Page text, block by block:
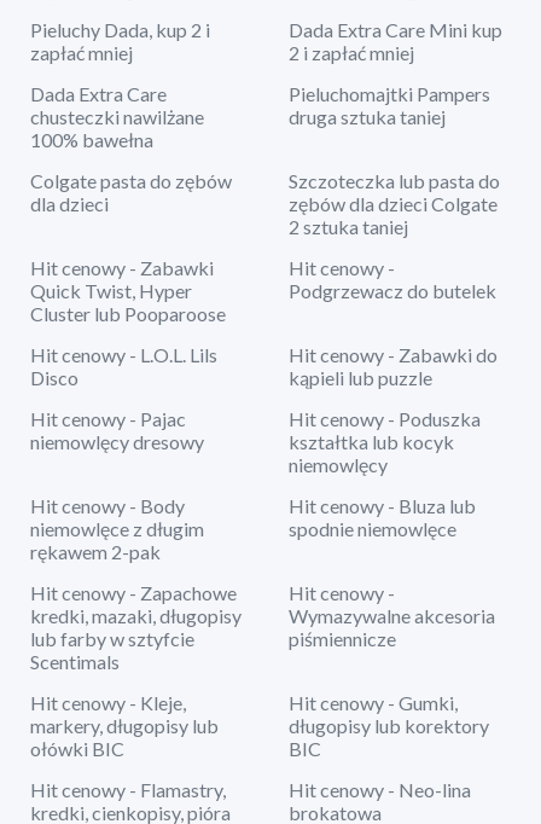
Pieluchy Dada, kup 2 i
zapłać mniej
Dada Extra Care Mini kup
2 i zapłać mniej
Dada Extra Care
chusteczki nawilżane
100% bawełna
Pieluchomajtki Pampers
druga sztuka taniej
Colgate pasta do zębów
dla dzieci
Szczoteczka lub pasta do
zębów dla dzieci Colgate
2 sztuka taniej
Hit cenowy - Zabawki
Quick Twist, Hyper
Cluster lub Pooparoose
Hit cenowy -
Podgrzewacz do butelek
Hit cenowy - L.O.L. Lils
Disco
Hit cenowy - Zabawki do
kąpieli lub puzzle
Hit cenowy - Pajac
niemowlęcy dresowy
Hit cenowy - Poduszka
kształtka lub kocyk
niemowlęcy
Hit cenowy - Body
niemowlęce z długim
rękawem 2-pak
Hit cenowy - Bluza lub
spodnie niemowlęce
Hit cenowy - Zapachowe
kredki, mazaki, długopisy
lub farby w sztyfcie
Scentimals
Hit cenowy -
Wymazywalne akcesoria
piśmiennicze
Hit cenowy - Kleje,
markery, długopisy lub
ołówki BIC
Hit cenowy - Gumki,
długopisy lub korektory
BIC
Hit cenowy - Flamastry,
kredki, cienkopisy, pióra
Hit cenowy - Neo-lina
brokatowa